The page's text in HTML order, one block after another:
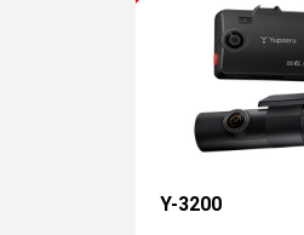
Y-3200